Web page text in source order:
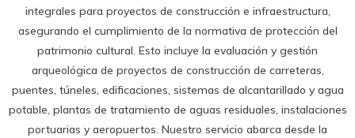
integrales para proyectos de construcción e infraestructura,
asegurando el cumplimiento de la normativa de protección del
patrimonio cultural. Esto incluye la evaluación y gestión
arqueológica de proyectos de construcción de carreteras,
puentes, túneles, edificaciones, sistemas de alcantarillado y agua
potable, plantas de tratamiento de aguas residuales, instalaciones
portuarias y aeropuertos. Nuestro servicio abarca desde la